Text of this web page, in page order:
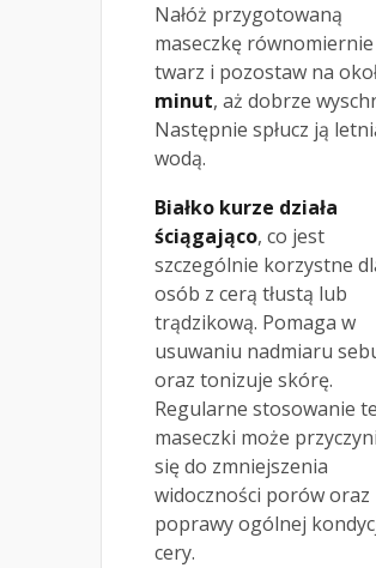
Nałóż przygotowaną
maseczkę
twarz i pozostaw na
minut, aż dobrze
Następnie spłucz ją
wodą.
Białko kurze działa
ściągająco, co jest
szczególnie korzystne
osób z cerą tłustą lub
trądzikową. Pomaga w
usuwaniu nadmiaru
oraz tonizuje skórę.
Regularne stosowanie
maseczki może
się do zmniejszenia
widoczności porów oraz
poprawy ogólnej
cery.